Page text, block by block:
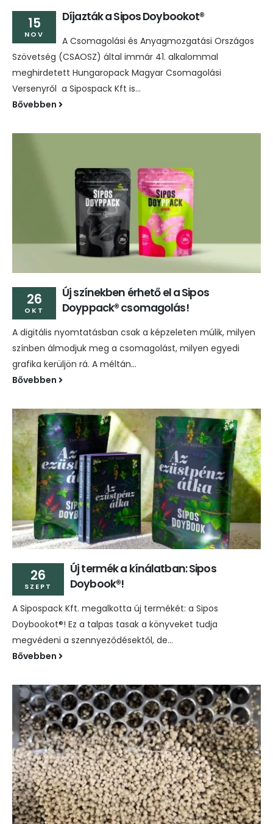
15
NOV
Díjazták a Sipos Doybookot®
A Csomagolási és Anyagmozgatási Országos
Szövetség (CSAOSZ) által immár 41. alkalommal
meghirdetett Hungaropack Magyar Csomagolási
Versenyről a Sipospack Kft is...
Bővebben
26
OKT
Új színekben érhető el a Sipos
Doyppack® csomagolás!
A digitális nyomtatásban csak a képzeleten múlik, milyen
színben álmodjuk meg a csomagolást, milyen egyedi
grafika kerüljön rá. A méltán...
Bővebben
26
SZEPT
Új termék a kínálatban: Sipos
Doybook®!
A Sipospack Kft. megalkotta új termékét: a Sipos
Doybookot®! Ez a talpas tasak a könyveket tudja
megvédeni a szennyeződésektől, de...
Bővebben